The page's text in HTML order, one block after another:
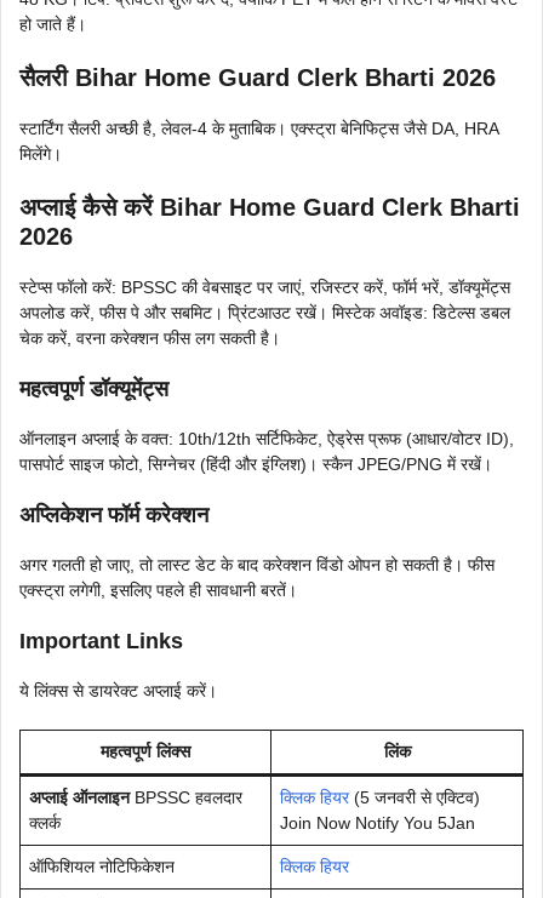
हो जाते हैं।
सैलरी Bihar Home Guard Clerk Bharti 2026
स्टार्टिंग सैलरी अच्छी है, लेवल-4 के मुताबिक। एक्स्ट्रा बेनिफिट्स जैसे DA, HRA
मिलेंगे।
अप्लाई कैसे करें Bihar Home Guard Clerk Bharti
2026
स्टेप्स फॉलो करें: BPSSC की वेबसाइट पर जाएं, रजिस्टर करें, फॉर्म भरें, डॉक्यूमेंट्स
अपलोड करें, फीस पे और सबमिट। प्रिंटआउट रखें। मिस्टेक अवॉइड: डिटेल्स डबल
चेक करें, वरना करेक्शन फीस लग सकती है।
महत्वपूर्ण डॉक्यूमेंट्स
ऑनलाइन अप्लाई के वक्त: 10th/12th सर्टिफिकेट, ऐड्रेस प्रूफ (आधार/वोटर ID),
पासपोर्ट साइज फोटो, सिग्नेचर (हिंदी और इंग्लिश)। स्कैन JPEG/PNG में रखें।
अप्लिकेशन फॉर्म करेक्शन
अगर गलती हो जाए, तो लास्ट डेट के बाद करेक्शन विंडो ओपन हो सकती है। फीस
एक्स्ट्रा लगेगी, इसलिए पहले ही सावधानी बरतें।
Important Links
ये लिंक्स से डायरेक्ट अप्लाई करें।
महत्वपूर्ण लिंक्स लिंक
अप्लाई ऑनलाइन BPSSC हवलदार
क्लर्क
क्लिक हियर(5 जनवरी से एक्टिव)
Join Now Notify You 5Jan
ऑफिशियल नोटिफिकेशन क्लिक हियर